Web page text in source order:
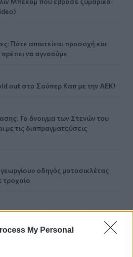
My Personal
Πότε απαιτείται προσοχή και
να αγνοούμε
out στο Σούπερ Καπ με την ΑΕΚ!
Το άνοιγμα των Στενών του
με τις διαπραγματεύσεις
οδηγός μοτοσικλέτας
τροχαίο
στον Ξηροπόταμο – Πώς θα